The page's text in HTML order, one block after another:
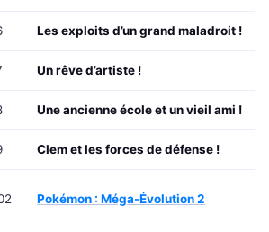
Les exploits d’un grand maladroit !
Un rêve d’artiste !
Une ancienne école et un vieil ami !
Clem et les forces de défense !
Pokémon : Méga-Évolution 2